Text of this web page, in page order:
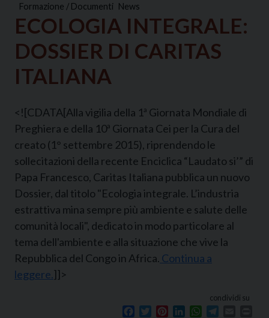
Formazione / Documenti News
ECOLOGIA INTEGRALE:
DOSSIER DI CARITAS
ITALIANA
<![CDATA[Alla vigilia della 1ª Giornata Mondiale di
Preghiera e della 10ª Giornata Cei per la Cura del
creato (1° settembre 2015), riprendendo le
sollecitazioni della recente Enciclica “Laudato si’” di
Papa Francesco, Caritas Italiana pubblica un nuovo
Dossier, dal titolo "Ecologia integrale. L’industria
estrattiva mina sempre più ambiente e salute delle
comunità locali", dedicato in modo particolare al
tema dell'ambiente e alla situazione che vive la
Repubblica del Congo in Africa. Continua a
leggere.]]>
condividi su
Facebook
TwitterPinterestLinkedInWhatsApp